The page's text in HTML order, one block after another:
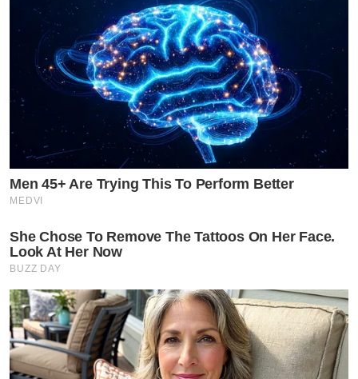
Men 45+ Are Trying This To Perform Better
MEDVI
She Chose To Remove The Tattoos On Her Face.
Look At Her Now
BUZZ DAY